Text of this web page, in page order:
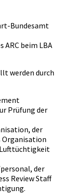
Bundesamt
beim LBA
werden durch
Prüfung der
der
Organisation
Lufttüchtigkeit
der
Review Staff